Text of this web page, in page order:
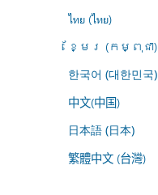
ไทย (ไทย)
ខ្មែរ (កម្ពុជា)
한국어 (대한민국)
中文(中国)
日本語 (日本)
繁體中文 (台灣)